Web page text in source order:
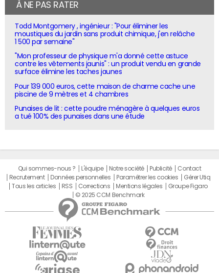
À NE PAS RATER
Todd Montgomery , ingénieur : "Pour éliminer les
moustiques du jardin sans produit chimique, j'en relâche
1 500 par semaine"
"Mon professeur de physique m'a donné cette astuce
contre les vêtements jaunis" : un produit vendu en grande
surface élimine les taches jaunes
Pour 139 000 euros, cette maison de charme cache une
piscine de 9 mètres et 4 chambres
Punaises de lit : cette poudre ménagère à quelques euros
a tué 100% des punaises dans une étude
Qui sommes-nous ? L'équipe Notre société Publicité
Contact
Recrutement
Données personnelles Paramétrer les cookies
Gérer Utiq
Tous les articles
RSS Corrections Mentions légales
Groupe Figaro
© 2025 CCM Benchmark